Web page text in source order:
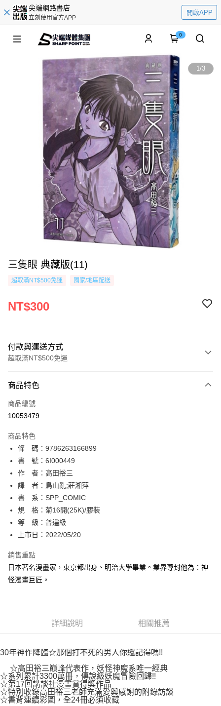
尖端網路書店
立刻使用官方APP
開啟APP
0
1/3
三隻眼 典藏版(11)
超取滿NT$500免運 國家/地區配送
NT$300
付款與運送方式
超取滿NT$500免運
信用卡一次付款
超商取貨付款
相關說明
【關於「AFTEE先享後付」】
AFTEE先享後付是「在收到商品之後才付款」的支付方式。 讓您購物簡單
便利好安心！
１．簡單：不需註冊會員、不需綁卡、不需儲值。
２．便利：只要手機號碼，簡訊認證，即可結帳。
３．安心：先確認商品／服務後，再付款。
【「AFTEE先享後付」結帳流程】
１．於結帳方式選擇「AFTEE先享後付」後，將跳轉至「AFTEE先享後付」
結帳頁面，進行簡訊認證並確認金額後，即可完成結帳。
２．訂單成立數日內，您將收到繳費通知簡訊。
ATM／網路銀行／等多元方式進行付款，方視為交易完成。
※ 請注意：結帳手續完成當下不需立刻繳費，但若您需要取消訂單，請聯絡
購買商品的店家。未經商家同意取消之訂單仍視為有效，需透過AFTEE先享
後付繳納相關費用。
權轉讓予恩沛科技股份有限公司。
２．關於個人資料處理事宜，請瀏覽以下網址：
https://aftee.tw/terms/#terms3
３．未成年的使用者請事先徵得法定代理人或監護人之同意方可使用
「AFTEE先享後付」，若未經同意申辦者引起之損失，本公司不負相關責
任。
ATM付款
運送方式
全家取貨付款
每筆NT$80，滿NT$500(含以上)免運費
付款後全家取貨
每筆NT$80，滿NT$500(含以上)免運費
付款後7-11取貨
每筆NT$80，滿NT$500(含以上)免運費
宅配
每筆NT$100，滿NT$800(含以上)免運費
商品特色
商品編號
10053479
商品特色
條 碼：9786263166899
書 號：6I000449
作 者：高田裕三
譯 者：鳥山亂;莊湘萍
書 系：SPP_COMIC
規 格：菊16開(25K)/膠裝
等 級：普遍級
上市日：2022/05/20
銷售重點
日本著名漫畫家，東京都出身、明治大學畢業。業界尊封他為：神
怪漫畫巨匠。
詳細說明 相關推薦
30年神作降臨☆那個打不死的男人你還記得嗎!!
☆高田裕三巔峰代表作，妖怪神魔系唯一經典
☆系列累計3300萬冊，傳說級妖魔冒險回歸!!
☆第17回講談社漫畫賞得獎作品
☆特別收錄高田裕三老師充滿愛與感謝的附錄訪談
☆書背連續彩圖，全24冊必須收藏